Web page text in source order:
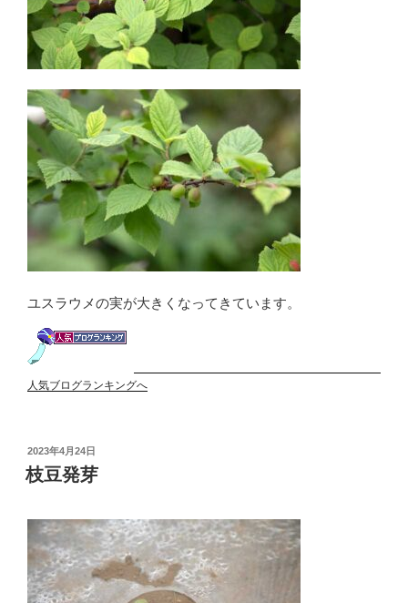
ユスラウメの実が大きくなってきています。
人気ブログランキングへ
投
稿
日:
2023年4月24日
枝豆発芽